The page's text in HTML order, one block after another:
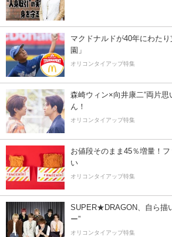
マクドナルドが40年にわた
園」
オリコンタイアップ特集
森崎ウィン×向井康二“両片思
ん！
オリコンタイアップ特集
お値段そのまま45％増量！
い
オリコンタイアップ特集
SUPER★DRAGON、自ら描
ー”
オリコンタイアップ特集